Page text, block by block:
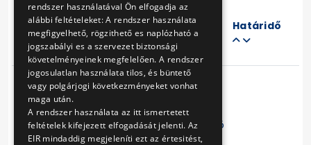
Cím
Eljárás
száma
Határidő
Előző 1 Következő
rendszer használatával Ön elfogadja az
alábbi feltételeket: A rendszer használata
megfigyelhető, rögzithető es naplózható a
jogszabályi es a szervezet biztonsági
követelményeinek megfelelően. A rendszer
jogosulatlan használata tilos, és büntető
vagy polgárjogi következményeket vonhat
maga után.
A rendszer használata az itt ismertetett
feltételek kifejezett elfogadását jelenti. Az
EIR mindaddig megjeleníti ezt az értesitést,